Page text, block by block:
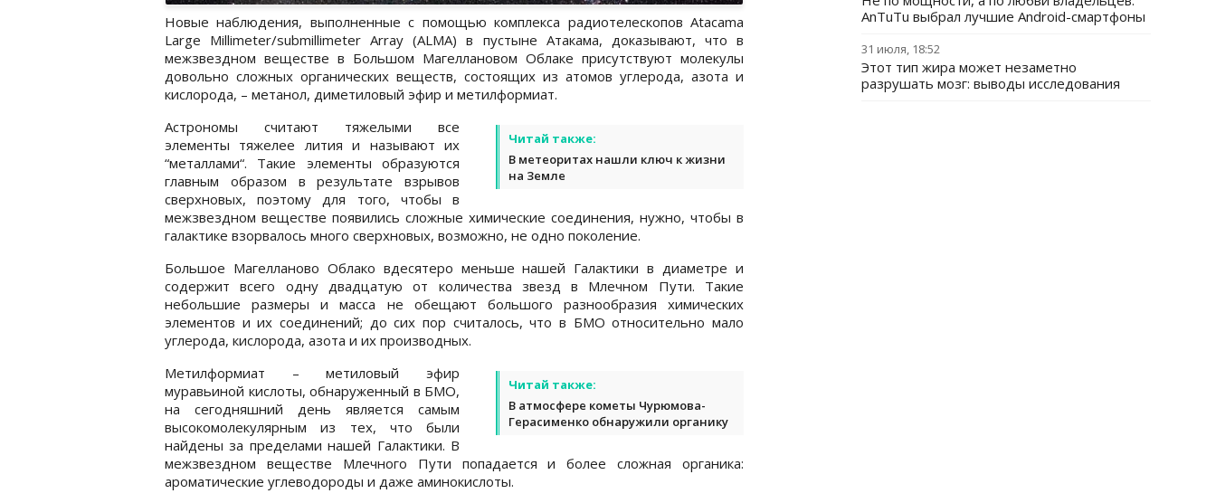
Новые наблюдения, выполненные с помощью комплекса радиотелескопов Atacama
Large Millimeter/submillimeter Array (ALMA) в пустыне Атакама, доказывают, что в
межзвездном веществе в Большом Магеллановом Облаке присутствуют молекулы
довольно сложных органических веществ, состоящих из атомов углерода, азота и
кислорода, – метанол, диметиловый эфир и метилформиат.
Читай также:
В метеоритах нашли ключ к жизни
на Земле
Астрономы считают тяжелыми все
элементы тяжелее лития и называют их
“металлами“. Такие элементы образуются
главным образом в результате взрывов
сверхновых, поэтому для того, чтобы в
межзвездном веществе появились сложные химические соединения, нужно, чтобы в
галактике взорвалось много сверхновых, возможно, не одно поколение.
Большое Магелланово Облако вдесятеро меньше нашей Галактики в диаметре и
содержит всего одну двадцатую от количества звезд в Млечном Пути. Такие
небольшие размеры и масса не обещают большого разнообразия химических
элементов и их соединений; до сих пор считалось, что в БМО относительно мало
углерода, кислорода, азота и их производных.
Читай также:
В атмосфере кометы Чурюмова-
Герасименко обнаружили органику
Метилформиат – метиловый эфир
муравьиной кислоты, обнаруженный в БМО,
на сегодняшний день является самым
высокомолекулярным из тех, что были
найдены за пределами нашей Галактики. В
межзвездном веществе Млечного Пути попадается и более сложная органика:
ароматические углеводороды и даже аминокислоты.
AnTuTu выбрал лучшие Android-смартфоны
31 июля, 18:52
Этот тип жира может незаметно
разрушать мозг: выводы исследования